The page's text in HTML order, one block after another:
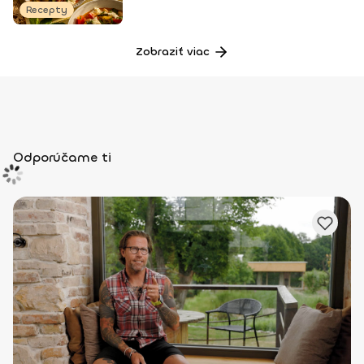
Recepty
Zobraziť viac
Odporúčame ti